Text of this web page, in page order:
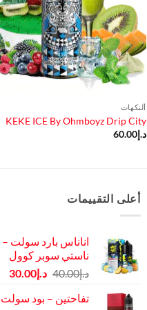
ألنكهات
KEKE ICE By Ohmboyz Drip City
د.إ60.00
أعلى التقييمات
اناناس بارد سولت –
ناستي سوبر كوول
د.إ40.00 السعر
هو:
د.إ30.00
تفاحتين – بود